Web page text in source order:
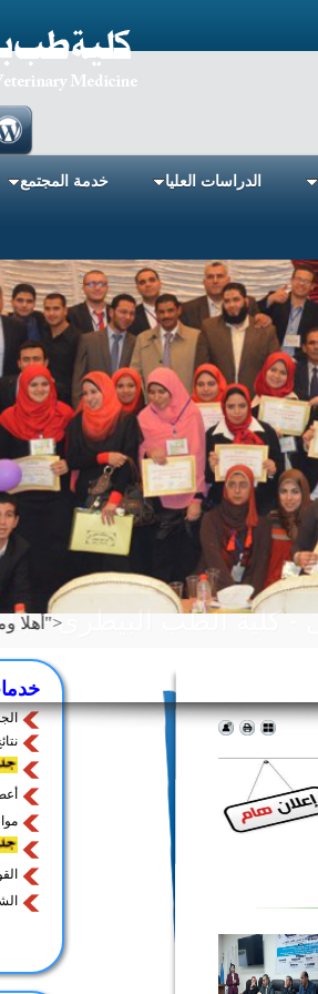
الدراسات العليا خدمة المجتمع
تزويد الطلابأهلا